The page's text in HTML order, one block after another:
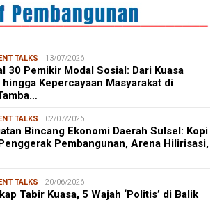
TALKS 13/07/2026
30 Pemikir Modal Sosial: Dari Kuasa
Kepercayaan Masyarakat di
TALKS 02/07/2026
Bincang Ekonomi Daerah Sulsel: Kopi
Pembangunan, Arena Hilirisasi,
TALKS 20/06/2026
Tabir Kuasa, 5 Wajah ‘Politis’ di Balik